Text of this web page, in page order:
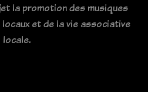
la promotion des musiques
et de la vie associative
locale.